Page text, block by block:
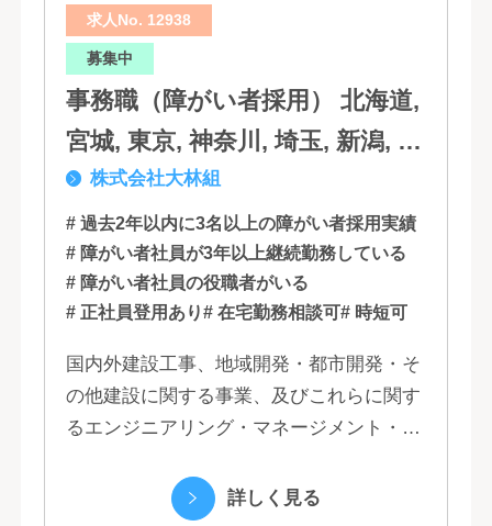
求人No. 12938
募集中
事務職（障がい者採用） 北海道,
宮城, 東京, 神奈川, 埼玉, 新潟, 愛
知, 大阪, 京都, 兵庫, 広島, 香川,
福岡
株式会社大林組
# 過去2年以内に3名以上の障がい者採用実績
# 障がい者社員が3年以上継続勤務している
# 障がい者社員の役職者がいる
# 正社員登用あり# 在宅勤務相談可# 時短可
国内外建設工事、地域開発・都市開発・そ
の他建設に関する事業、及びこれらに関す
るエンジニアリング・マネージメント・コ
詳しく見る